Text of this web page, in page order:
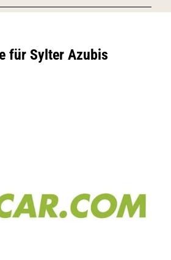
für Sylter Azubis